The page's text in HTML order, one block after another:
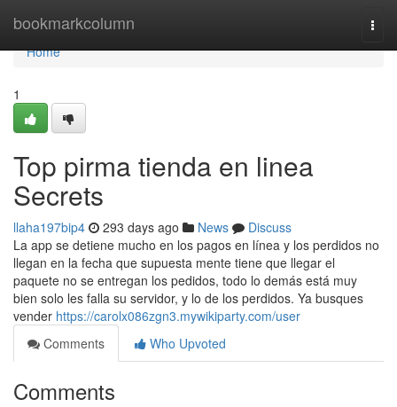
bookmarkcolumn
Home
Home
1
Top pirma tienda en linea
Secrets
llaha197bip4 293 days ago News
Discuss
La app se detiene mucho en los pagos en línea y los perdidos no
llegan en la fecha que supuesta mente tiene que llegar el
paquete no se entregan los pedidos, todo lo demás está muy
bien solo les falla su servidor, y lo de los perdidos. Ya busques
vender https://carolx086zgn3.mywikiparty.com/user
Comments
Who Upvoted
Comments